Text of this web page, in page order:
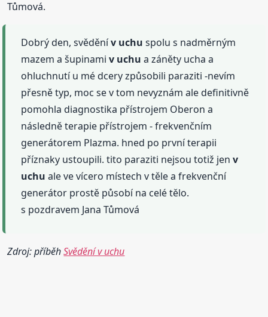
Tůmová.
Dobrý den, svěděnív uchu spolu s nadměrným
mazem a šupinamiv uchu a záněty ucha a
ohluchnutí u mé dcery způsobili paraziti -nevím
přesně typ, moc se v tom nevyznám ale definitivně
pomohla diagnostika přístrojem Oberon a
následně terapie přístrojem - frekvenčním
generátorem Plazma. hned po první terapii
příznaky ustoupili. tito paraziti nejsou totiž jenv
uchu ale ve vícero místech v těle a frekvenční
generátor prostě působí na celé tělo.
s pozdravem Jana Tůmová
Zdroj: příběhSvědění v uchu